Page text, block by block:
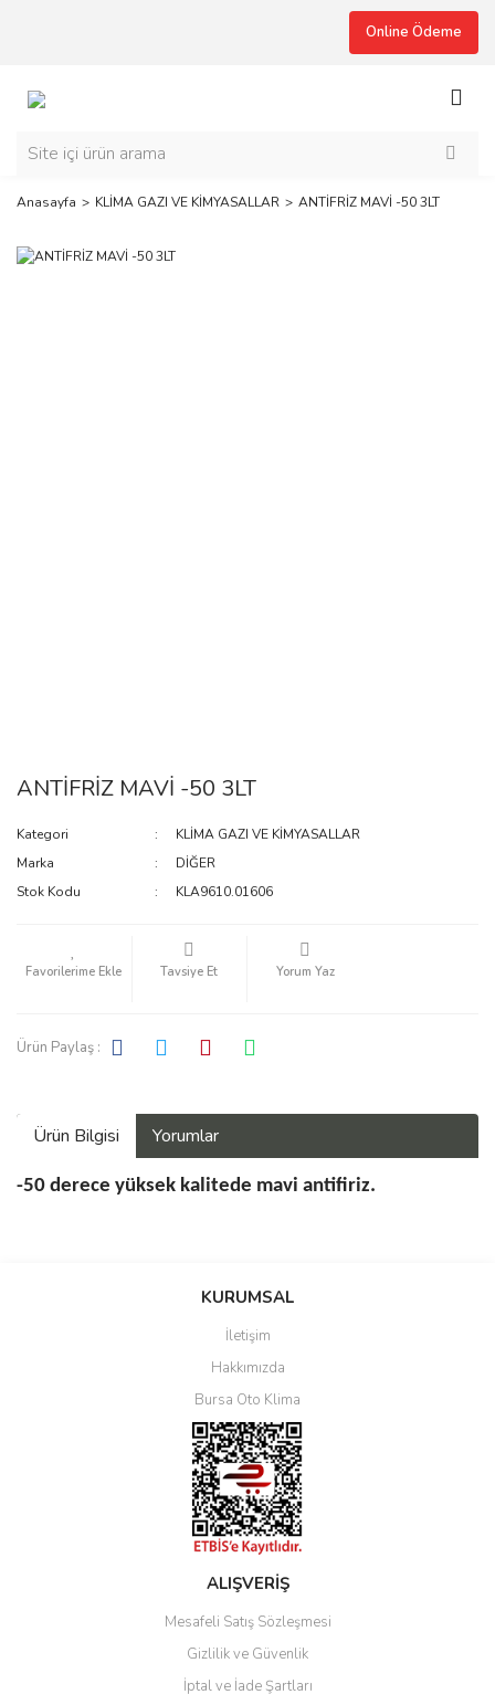
Online Ödeme
Anasayfa KLİMA GAZI VE KİMYASALLAR ANTİFRİZ MAVİ -50 3LT
ANTİFRİZ MAVİ -50 3LT
Kategori
KLİMA GAZI VE KİMYASALLAR
Marka
DİĞER
Stok Kodu
KLA9610.01606
Tavsiye Et Yorum Yaz
Ürün Paylaş :
Ürün Bilgisi Yorumlar
-50 derece yüksek kalitede mavi antifiriz.
Bu ürüne ilk yorumu siz yapın!
Yorum Yaz
KURUMSAL
İletişim
Hakkımızda
Bursa Oto Klima
ALIŞVERİŞ
Mesafeli Satış Sözleşmesi
Gizlilik ve Güvenlik
İptal ve İade Şartları